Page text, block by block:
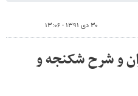
۳۰ دی ۱۳۹۱ - ۱۳:۰۶
و شرح‌ شکنجه و